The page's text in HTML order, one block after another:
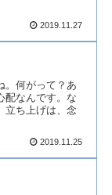
2019.11.27
。何がって？あ
配なんです。な
立ち上げは、念
2019.11.25